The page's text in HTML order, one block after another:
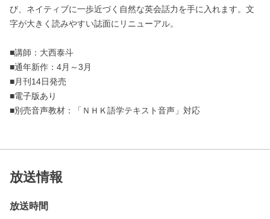
び、ネイティブに一歩近づく自然な英会話力を手に入れます。文
字が大きく読みやすい誌面にリニューアル。
■講師：大西泰斗
■通年新作：4月～3月
■月刊14日発売
■電子版あり
■別売音声教材：「ＮＨＫ語学テキスト音声」対応
放送情報
放送時間